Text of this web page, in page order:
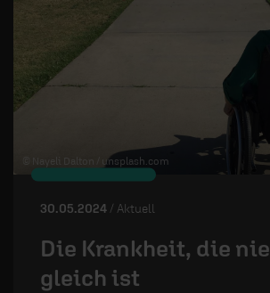
unsplash.com
30.05.2024 / Aktuell
Die Krankheit, die nie
gleich ist